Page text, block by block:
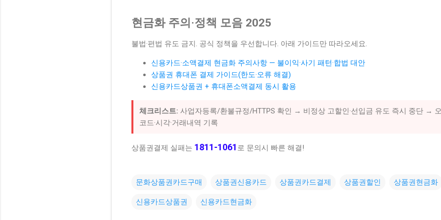
현금화 주의·정책 모음 2025
불법·편법 유도 금지. 공식 정책을 우선합니다. 아래 가이드만 따라오세요.
신용카드·소액결제 현금화 주의사항 — 불이익·사기 패턴·합법 대안
상품권 휴대폰 결제 가이드(한도·오류 해결)
신용카드상품권 + 휴대폰소액결제 동시 활용
체크리스트: 사업자등록/환불규정/HTTPS 확인 → 비정상 고할인·선입금 유도 즉시 중단 →
코드·시각·거래내역 기록
상품권결제 실패는 1811-1061 로 문의시 빠른 해결!
문화상품권카드구매 상품권신용카드 상품권카드결제 상품권할인 상품권현금화
신용카드상품권 신용카드현금화